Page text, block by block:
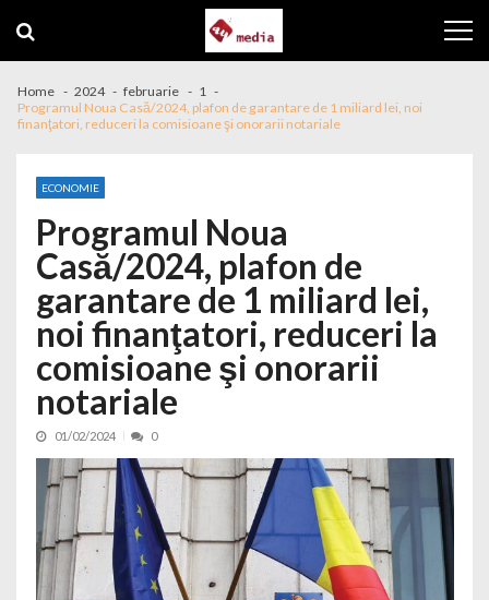
Home 2024 februarie
1
Programul Noua Casă/2024, plafon de garantare de 1 miliard lei, noi
finanţatori, reduceri la comisioane şi onorarii notariale
ECONOMIE
Programul Noua
Casă/2024, plafon de
garantare de 1 miliard lei,
noi finanţatori, reduceri la
comisioane şi onorarii
notariale
01/02/2024 0